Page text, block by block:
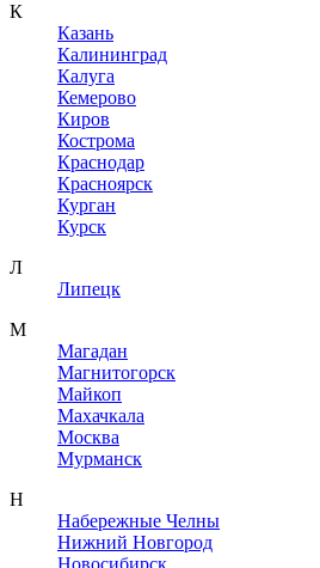
К
Казань
Калининград
Калуга
Кемерово
Киров
Кострома
Краснодар
Красноярск
Курган
Курск
Л
Липецк
М
Магадан
Магнитогорск
Майкоп
Махачкала
Москва
Мурманск
Н
Набережные Челны
Нижний Новгород
Новосибирск